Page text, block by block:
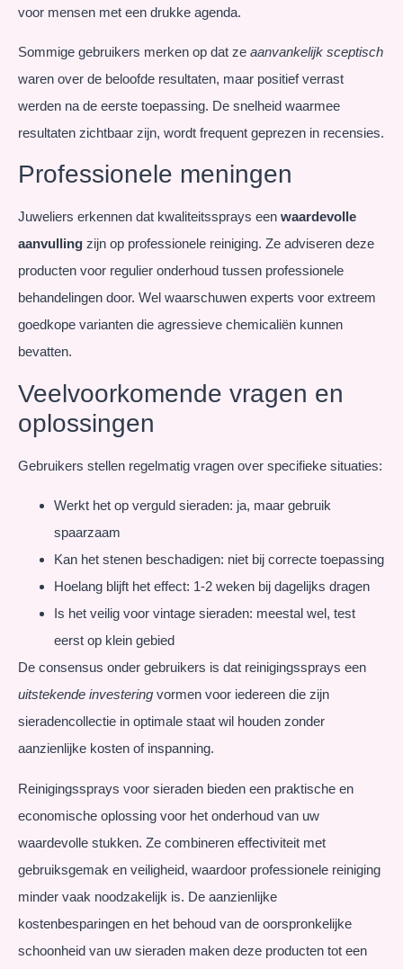
voor mensen met een drukke agenda.
Sommige gebruikers merken op dat ze aanvankelijk sceptisch
waren over de beloofde resultaten, maar positief verrast
werden na de eerste toepassing. De snelheid waarmee
resultaten zichtbaar zijn, wordt frequent geprezen in recensies.
Professionele meningen
Juweliers erkennen dat kwaliteitssprays een waardevolle
aanvulling zijn op professionele reiniging. Ze adviseren deze
producten voor regulier onderhoud tussen professionele
behandelingen door. Wel waarschuwen experts voor extreem
goedkope varianten die agressieve chemicaliën kunnen
bevatten.
Veelvoorkomende vragen en
oplossingen
Gebruikers stellen regelmatig vragen over specifieke situaties:
Werkt het op verguld sieraden: ja, maar gebruik
spaarzaam
Kan het stenen beschadigen: niet bij correcte toepassing
Hoelang blijft het effect: 1-2 weken bij dagelijks dragen
Is het veilig voor vintage sieraden: meestal wel, test
eerst op klein gebied
De consensus onder gebruikers is dat reinigingssprays een
uitstekende investering vormen voor iedereen die zijn
sieradencollectie in optimale staat wil houden zonder
aanzienlijke kosten of inspanning.
Reinigingssprays voor sieraden bieden een praktische en
economische oplossing voor het onderhoud van uw
waardevolle stukken. Ze combineren effectiviteit met
gebruiksgemak en veiligheid, waardoor professionele reiniging
minder vaak noodzakelijk is. De aanzienlijke
kostenbesparingen en het behoud van de oorspronkelijke
schoonheid van uw sieraden maken deze producten tot een